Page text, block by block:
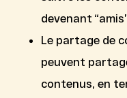
devenant
Le partage de
peuvent
contenus, en